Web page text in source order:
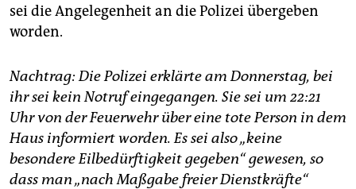
sei die Angelegenheit an die Polizei übergeben
worden.
Nachtrag: Die Polizei erklärte am Donnerstag, bei
ihr sei kein Notruf eingegangen. Sie sei um 22:21
Uhr von der Feuerwehr über eine tote Person in dem
Haus informiert worden. Es sei also „keine
besondere Eilbedürftigkeit gegeben“ gewesen, so
dass man „nach Maßgabe freier Dienstkräfte“